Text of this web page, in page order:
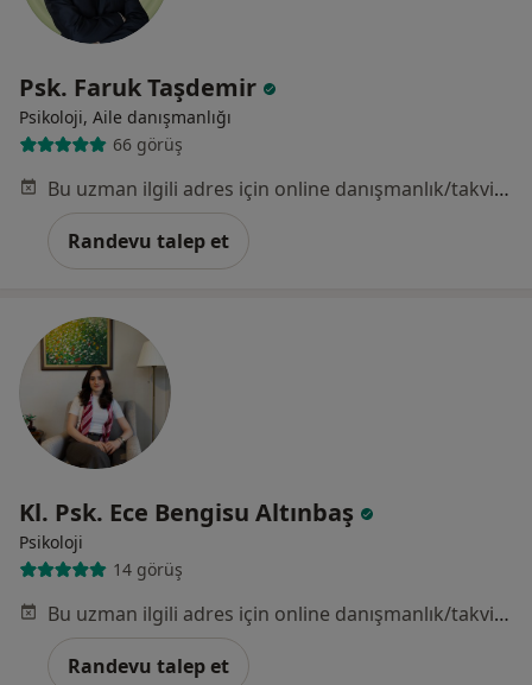
Psk. Faruk Taşdemir
Psikoloji, Aile danışmanlığı
66 görüş
Bu uzman ilgili adres için online danışmanlık/takvim sunmuyor.
Randevu talep et
Kl. Psk. Ece Bengisu Altınbaş
Psikoloji
14 görüş
Bu uzman ilgili adres için online danışmanlık/takvim sunmuyor.
Randevu talep et